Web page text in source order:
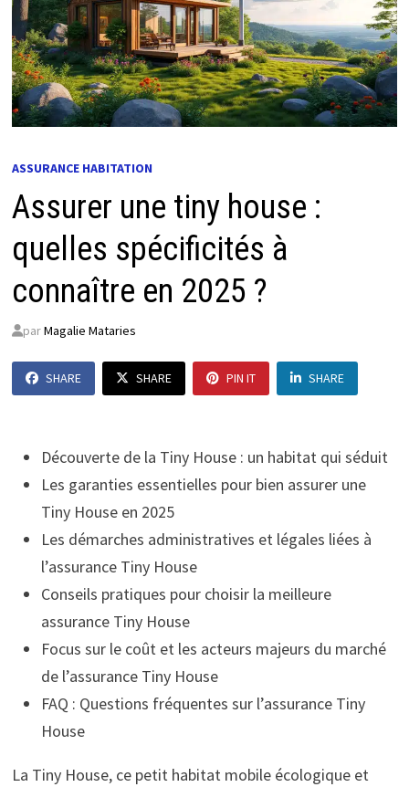
ASSURANCE HABITATION
Assurer une tiny house :
quelles spécificités à
connaître en 2025 ?
parMagalie Mataries
SHARE SHARE PIN IT SHARE
Découverte de la Tiny House : un habitat qui séduit
Les garanties essentielles pour bien assurer une
Tiny House en 2025
Les démarches administratives et légales liées à
l’assurance Tiny House
Conseils pratiques pour choisir la meilleure
assurance Tiny House
Focus sur le coût et les acteurs majeurs du marché
de l’assurance Tiny House
FAQ : Questions fréquentes sur l’assurance Tiny
House
La Tiny House, ce petit habitat mobile écologique et